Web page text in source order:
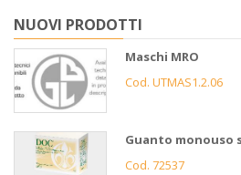
NUOVI PRODOTTI
Maschi MRO
Cod. UTMAS1.2.06
Guanto monouso
Cod. 72537